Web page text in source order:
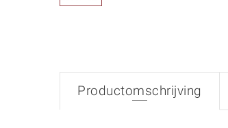
Productomschrijving